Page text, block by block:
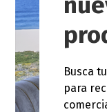
Busca
para